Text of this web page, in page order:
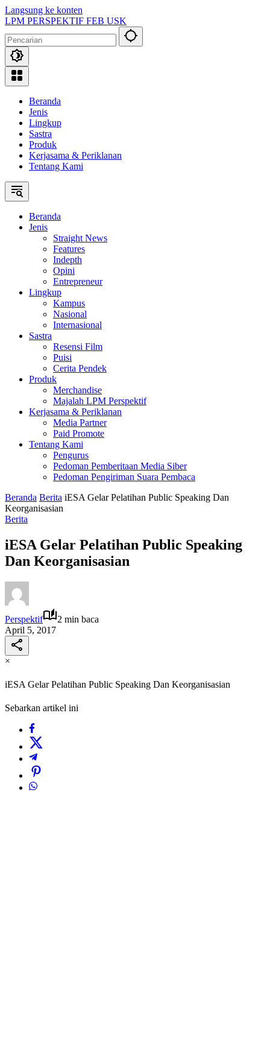
Langsung ke konten
LPM PERSPEKTIF FEB USK
Beranda
Jenis
Lingkup
Sastra
Produk
Kerjasama & Periklanan
Tentang Kami
Beranda
Jenis
Straight News
Features
Indepth
Opini
Entrepreneur
Lingkup
Kampus
Nasional
Internasional
Sastra
Resensi Film
Puisi
Cerita Pendek
Produk
Merchandise
Majalah LPM Perspektif
Kerjasama & Periklanan
Media Partner
Paid Promote
Tentang Kami
Pengurus
Pedoman Pemberitaan Media Siber
Pedoman Pengiriman Suara Pembaca
Beranda Berita iESA Gelar Pelatihan Public Speaking Dan
Keorganisasian
Berita
iESA Gelar Pelatihan Public Speaking
Dan Keorganisasian
Perspektif
2 min baca
April 5, 2017
×
iESA Gelar Pelatihan Public Speaking Dan Keorganisasian
Sebarkan artikel ini